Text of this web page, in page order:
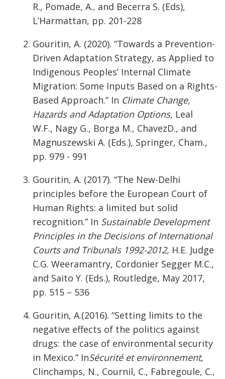
R., Pomade, A., and Becerra S. (Eds),
L’Harmattan, pp. 201-228
Gouritin, A. (2020). “Towards a Prevention-
Driven Adaptation Strategy, as Applied to
Indigenous Peoples’ Internal Climate
Migration: Some Inputs Based on a Rights-
Based Approach.” In Climate Change,
Hazards and Adaptation Options, Leal
W.F., Nagy G., Borga M., ChavezD., and
Magnuszewski A. (Eds.), Springer, Cham.,
pp. 979 - 991
Gouritin, A. (2017). “The New-Delhi
principles before the European Court of
Human Rights: a limited but solid
recognition.” In Sustainable Development
Principles in the Decisions of International
Courts and Tribunals 1992-2012, H.E. Judge
C.G. Weeramantry, Cordonier Segger M.C.,
and Saito Y. (Eds.), Routledge, May 2017,
pp. 515 – 536
Gouritin, A.(2016). “Setting limits to the
negative effects of the politics against
drugs: the case of environmental security
in Mexico.” InSécurité et environnement,
Clinchamps, N., Cournil, C., Fabregoule, C.,